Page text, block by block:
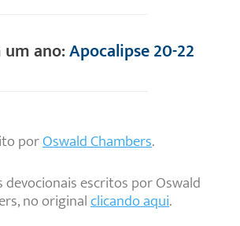
ano:Apocalipse 20-22
porOswald Chambers.
devocionais escritos por Oswald
no originalclicando aqui.